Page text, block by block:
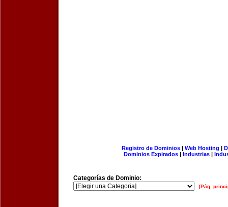
Registro de Dominios| Web Hosting |
Dominios Expirados | Industrias |
Categorías de Dominio:
[Pág.